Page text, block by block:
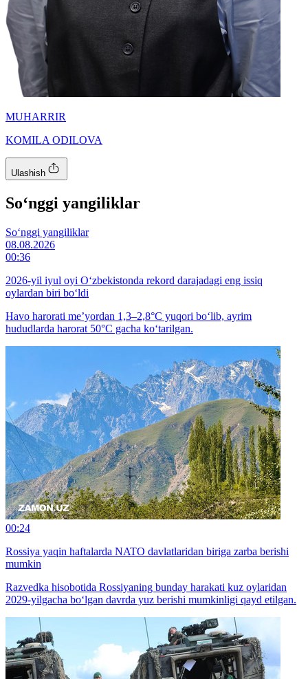
MUHARRIR
KOMILA ODILOVA
Ulashish
So‘nggi yangiliklar
So‘nggi yangiliklar
08.08.2026
00:36
2026-yil iyul oyi O‘zbekistonda rekord darajadagi eng issiq
oylardan biri bo‘ldi
Havo harorati me’yordan 1,3–2,8°C yuqori bo‘lib, ayrim
hududlarda harorat 50°C gacha ko‘tarilgan.
00:24
Rossiya yaqin haftalarda NATO davlatlaridan biriga zarba berishi
mumkin
Razvedka hisobotida Rossiyaning bunday harakati kuz oylaridan
2029-yilgacha bo‘lgan davrda yuz berishi mumkinligi qayd etilgan.